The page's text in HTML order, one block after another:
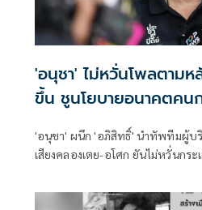
'อนุชา' ไม่หวั่นโพลตามห
ขึ้น ชูนโยบายอนาคตคน
'อนุชา' ผนึก 'อภิสิทธิ์' นำทัพทีมผู้บ
เสียงคลองเตย-อโศก ยันไม่หวั่นกร